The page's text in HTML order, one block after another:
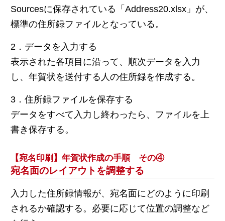
Sourcesに保存されている「Address20.xlsx」が、
標準の住所録ファイルとなっている。
2．データを入力する
表示された各項目に沿って、順次データを入力
し、年賀状を送付する人の住所録を作成する。
3．住所録ファイルを保存する
データをすべて入力し終わったら、ファイルを上
書き保存する。
【宛名印刷】年賀状作成の手順 その④
宛名面のレイアウトを調整する
入力した住所録情報が、宛名面にどのように印刷
されるか確認する。必要に応じて位置の調整など